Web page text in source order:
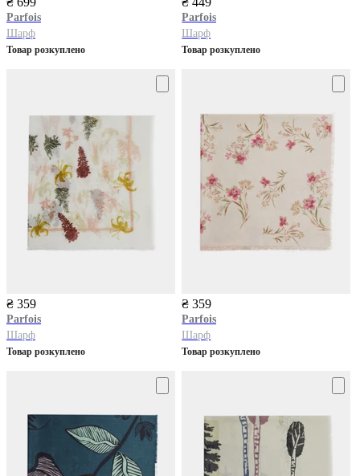
Parfois
Шарф
Товар розкуплено
Parfois
Шарф
Товар розкуплено
₴ 359
Parfois
Шарф
Товар розкуплено
₴ 359
Parfois
Шарф
Товар розкуплено